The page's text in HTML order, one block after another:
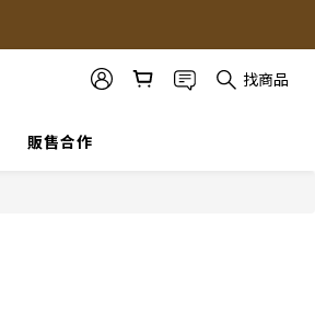
找商品
販售合作